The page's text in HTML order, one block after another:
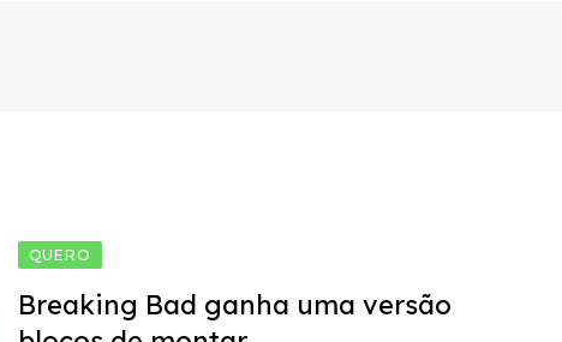
QUERO
Breaking Bad ganha uma versão